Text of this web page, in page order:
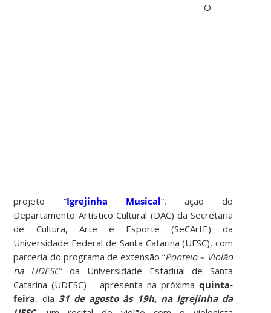
O
projeto “Igrejinha Musical“, ação do
Departamento Artístico Cultural (DAC) da Secretaria
de Cultura, Arte e Esporte (SeCArtE) da
Universidade Federal de Santa Catarina (UFSC), com
parceria do programa de extensão “Ponteio – Violão
na UDESC” da Universidade Estadual de Santa
Catarina (UDESC) – apresenta na próximaquinta-
feira, dia 31 de agosto às 19h, na Igrejinha da